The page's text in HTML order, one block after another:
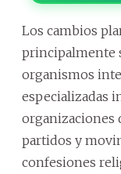
Los cambios
principalmente
organismos
especializadas
organizaciones
partidos y
confesiones